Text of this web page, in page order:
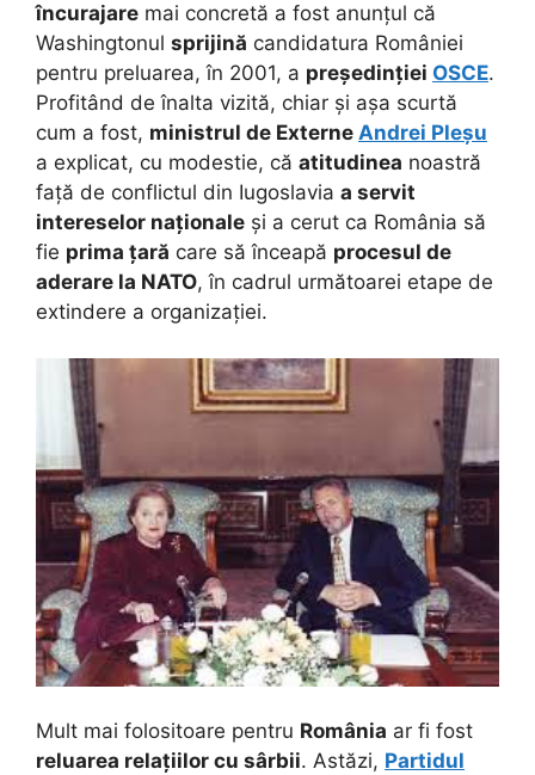
încurajare mai concretă a fost anunțul că
Washingtonul sprijină candidatura României
pentru preluarea, în 2001, a președinției OSCE.
Profitând de înalta vizită, chiar și așa scurtă
cum a fost, ministrul de Externe Andrei Pleșu
a explicat, cu modestie, că atitudinea noastră
față de conflictul din Iugoslavia a servit
intereselor naționale și a cerut ca România să
fie prima țară care să înceapă procesul de
aderare la NATO, în cadrul următoarei etape de
extindere a organizației.
Mult mai folositoare pentru România ar fi fost
reluarea relațiilor cu sârbii. Astăzi, Partidul